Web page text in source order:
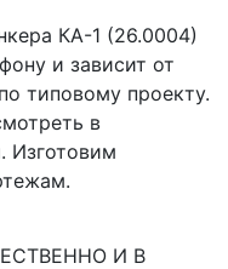
КА-1 (26.0004)
и зависит от
типовому проекту.
в
Изготовим
И В